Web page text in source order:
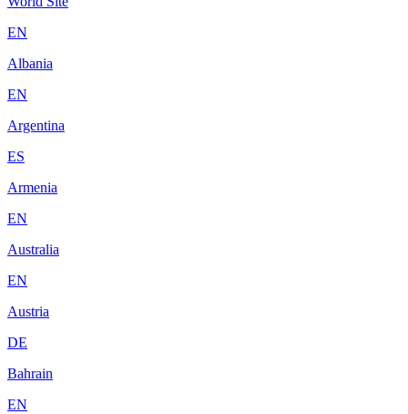
EN
Albania
EN
Argentina
ES
Armenia
EN
Australia
EN
Austria
DE
Bahrain
EN